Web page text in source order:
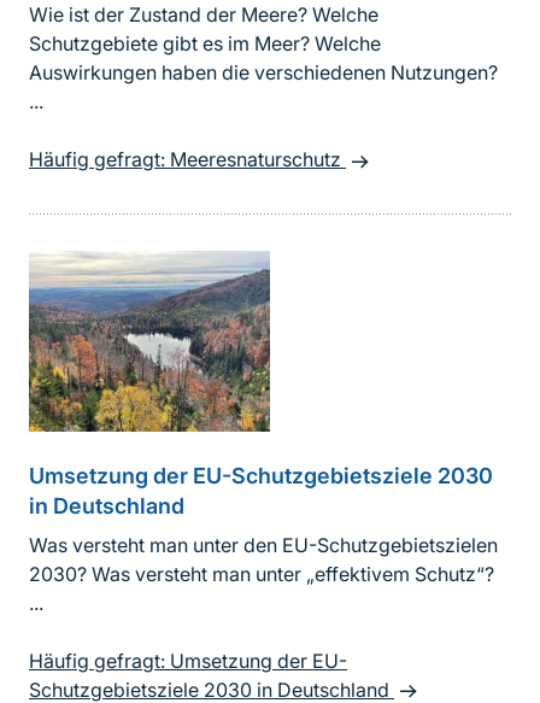
Wie ist der Zustand der Meere? Welche
Schutzgebiete gibt es im Meer? Welche
Auswirkungen haben die verschiedenen Nutzungen?
...
Häufig gefragt: Meeresnaturschutz
Umsetzung der EU-Schutzgebietsziele 2030
in Deutschland
Was versteht man unter den EU-Schutzgebietszielen
2030? Was versteht man unter „effektivem Schutz“?
...
Häufig gefragt: Umsetzung der EU-
Schutzgebietsziele 2030 in Deutschland